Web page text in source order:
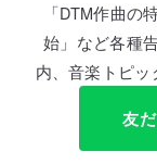
「DTM作曲
始」など各種
内、音楽トピッ
友